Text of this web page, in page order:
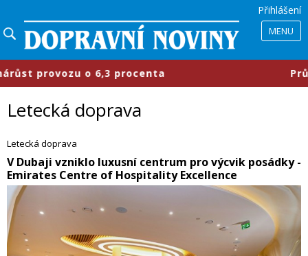
Přihlášení
MENU
​Průmyslové parky se
Letecká doprava
Letecká doprava
​V Dubaji vzniklo luxusní centrum pro výcvik posádky -
Emirates Centre of Hospitality Excellence